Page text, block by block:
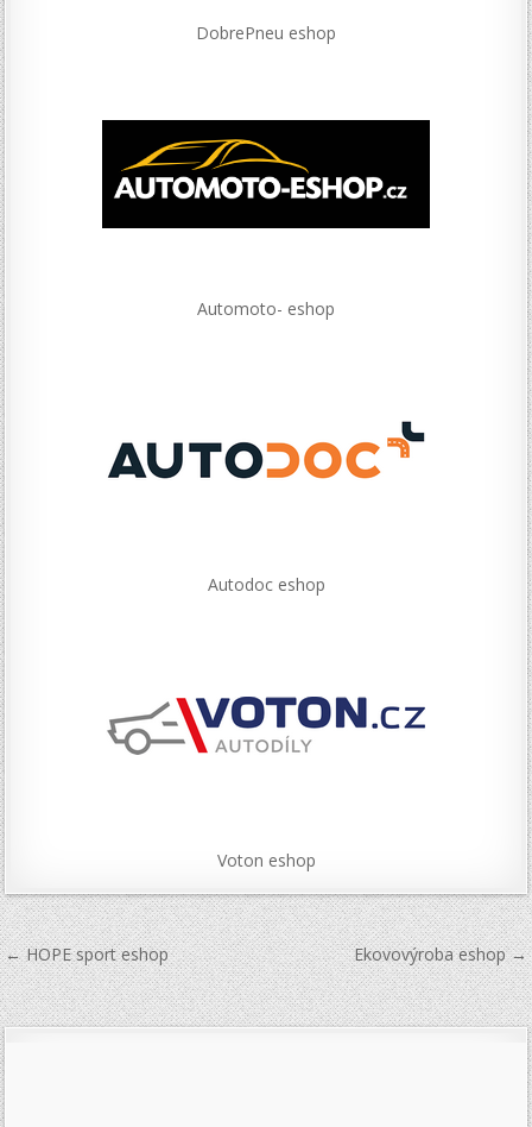
DobrePneu eshop
Automoto- eshop
Autodoc eshop
Voton eshop
Navigace
pro
příspěvek
← HOPE sport eshop Ekovovýroba eshop →